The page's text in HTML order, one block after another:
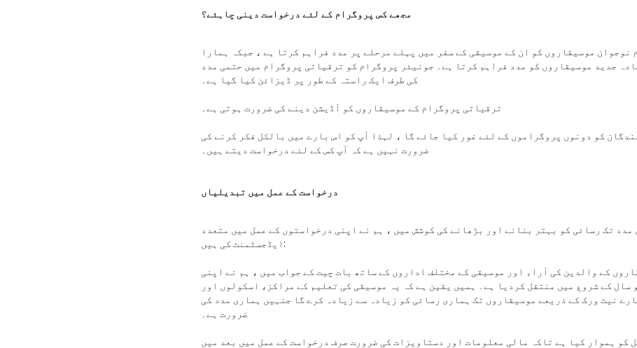
مجھے کس پروگرام کے لئے درخواست دینی چاہئے؟
نوجوان موسیقاروں کو ان کے موسیقی کے سفر میں پہلے مرحلے پر مدد فراہم کرتا ہے ، جبکہ ہمارا
جدید موسیقاروں کو مدد فراہم کرتا ہے۔ جونیئر پروگرام کو ترقیاتی پروگرام میں حتمی مدد
کی طرف ایک راستہ کے طور پر ڈیزائن کیا گیا ہے۔
ترقیاتی پروگرام کے موسیقاروں کو آڈیشن دینے کی ضرورت ہوتی ہے۔
کو دونوں پروگراموں کے لئے غور کیا جائے گا ، لہذا آپ کو اس بارے میں بالکل فکر کرنے کی
ضرورت نہیں ہے کہ آپ کس کے لئے درخواست دیتے ہیں۔
درخواست کے عمل میں تبدیلیاں
مدد تک رسائی کو بہتر بنانے اور بڑھانے کی کوشش میں ، ہم نے اپنی درخواستوں کے عمل میں متعدد
ایڈجسٹمنٹ کی ہیں:
کے والدین کی آراء اور موسیقی کے مختلف اداروں کے ساتھ بات چیت کے جواب میں ، ہم نے اپنی
سال کے شروع میں منتقل کردیا ہے۔ ہمیں یقین ہے کہ یہ موسیقی کی تعلیم کے مراکز، اسکولوں اور
نیٹ ورک کے ذریعے موسیقاروں تک ہماری رسائی کو زیادہ سے زیادہ کرے گا جنہیں ہماری مدد کی
ضرورت ہے۔
کو ہموار کیا ہے تاکہ مالی معلومات اور دستاویزات کی ضرورت صرف درخواست کے عمل میں بعد میں